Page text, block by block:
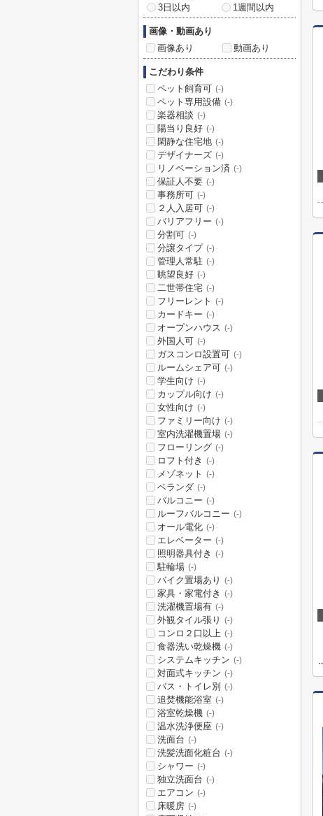
3日以内
1週間以内
画像・動画あり
画像あり
動画あり
こだわり条件
ペット飼育可 (-)
ペット専用設備 (-)
楽器相談 (-)
陽当り良好 (-)
閑静な住宅地 (-)
デザイナーズ (-)
リノベーション済 (-)
保証人不要 (-)
事務所可 (-)
２人入居可 (-)
バリアフリー (-)
分割可 (-)
分譲タイプ (-)
管理人常駐 (-)
眺望良好 (-)
二世帯住宅 (-)
フリーレント (-)
カードキー (-)
オープンハウス (-)
外国人可 (-)
ガスコンロ設置可 (-)
ルームシェア可 (-)
学生向け (-)
カップル向け (-)
女性向け (-)
ファミリー向け (-)
室内洗濯機置場 (-)
フローリング (-)
ロフト付き (-)
メゾネット (-)
ベランダ (-)
バルコニー (-)
ルーフバルコニー (-)
オール電化 (-)
エレベーター (-)
照明器具付き (-)
駐輪場 (-)
バイク置場あり (-)
家具・家電付き (-)
洗濯機置場有 (-)
外観タイル張り (-)
コンロ２口以上 (-)
食器洗い乾燥機 (-)
システムキッチン (-)
対面式キッチン (-)
バス・トイレ別 (-)
追焚機能浴室 (-)
浴室乾燥機 (-)
温水洗浄便座 (-)
洗面台 (-)
洗髪洗面化粧台 (-)
シャワー (-)
独立洗面台 (-)
エアコン (-)
床暖房 (-)